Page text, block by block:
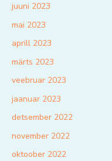
juuni 2023
mai 2023
aprill 2023
märts 2023
veebruar 2023
jaanuar 2023
detsember 2022
november 2022
oktoober 2022